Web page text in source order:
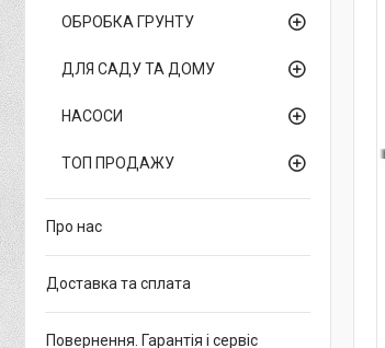
ОБРОБКА ГРУНТУ
ДЛЯ САДУ ТА ДОМУ
НАСОСИ
ТОП ПРОДАЖУ
Про нас
Доставка та сплата
Повернення. Гарантія і сервіс